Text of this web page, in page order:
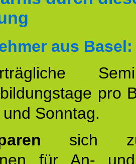
aus Basel:
pro
Sonntag.
sich
für An-